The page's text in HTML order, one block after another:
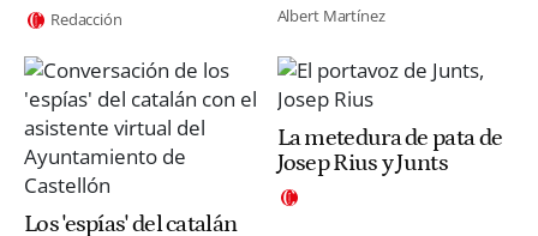
Redacción Albert Martínez
Los 'espías' del catalán
La metedura de pata de
Josep Rius y Junts